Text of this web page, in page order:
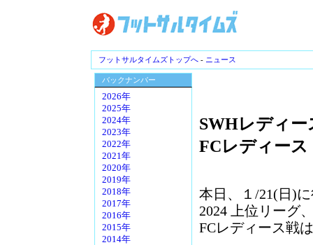
フットサルタイムズトップへ - ニュース
バックナンバー
2026年
2025年
2024年
2023年
2022年
2021年
2020年
2019年
2018年
2017年
2016年
2015年
2014年
SWHレディ
FCレディース
本日、１/21(日)
2024 上位リーグ
FCレディース戦